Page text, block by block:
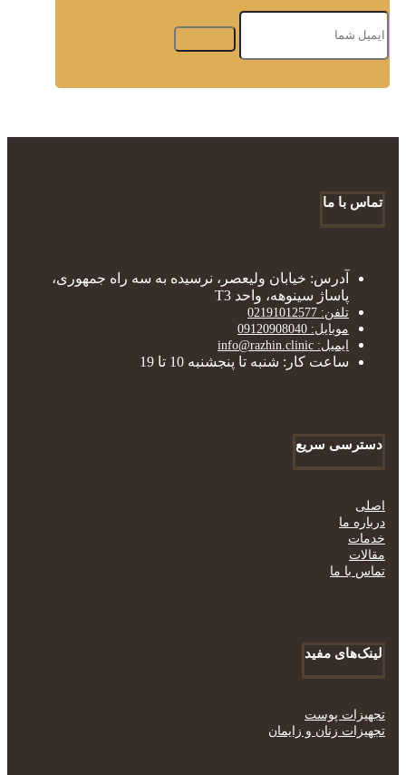
تماس با ما
آدرس: خیابان ولیعصر، نرسیده به سه راه جمهوری،
پاساژ سینوهه، واحد T3
تلفن: 02191012577
موبایل: 09120908040
ایمیل: info@razhin.clinic
ساعت کار: شنبه تا پنجشنبه 10 تا 19
دسترسی سریع
اصلی
درباره ما
خدمات
مقالات
تماس با ما
لینک‌های مفید
تجهیزات پوست
تجهیزات زنان و زایمان